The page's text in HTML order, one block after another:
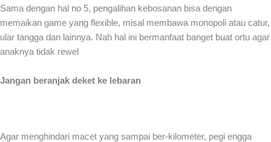
Sama dengan hal no 5, pengalihan kebosanan bisa dengan
memaikan game yang flexible, misal membawa monopoli atau catur,
ular tangga dan lainnya. Nah hal ini bermanfaat banget buat ortu agar
anaknya tidak rewel
Jangan beranjak deket ke lebaran
Agar menghindari macet yang sampai ber-kilometer, pegi engga